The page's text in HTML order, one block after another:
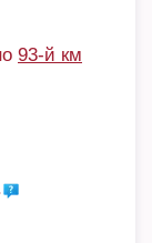
93-й км